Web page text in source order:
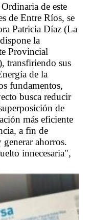
de este
de Entre Ríos, se
Patricia Díaz (La
la
Provincial
transfiriendo sus
de la
fundamentos,
busca reducir
de
más eficiente
a fin de
ahorros.
innecesaria",